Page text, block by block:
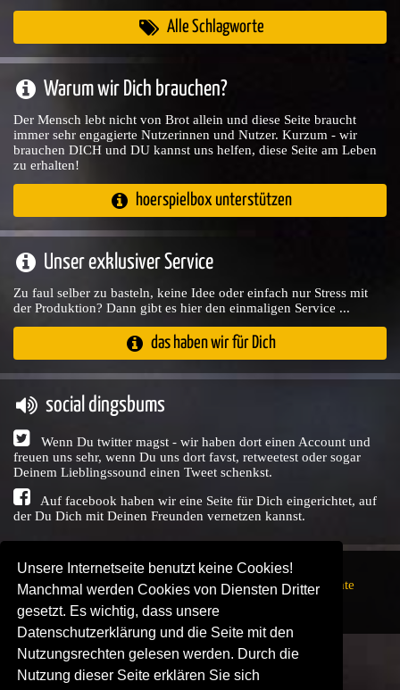
Unsere Internetseite benutzt keine Cookies!
Manchmal werden Cookies von Diensten Dritter
gesetzt. Es wichtig, dass unsere
Datenschutzerklärung und die Seite mit den
Nutzungsrechten gelesen werden. Durch die
Nutzung dieser Seite erklären Sie sich
Alle Schlagworte
Warum wir Dich brauchen?
Der Mensch lebt nicht von Brot allein und diese Seite braucht
immer sehr engagierte Nutzerinnen und Nutzer. Kurzum - wir
brauchen DICH und DU kannst uns helfen, diese Seite am Leben
zu erhalten!
hoerspielbox unterstützen
Unser exklusiver Service
Zu faul selber zu basteln, keine Idee oder einfach nur Stress mit
der Produktion? Dann gibt es hier den einmaligen Service ...
das haben wir für Dich
social dingsbums
Wenn Du twitter magst - wir haben dort einen Account und
freuen uns sehr, wenn Du uns dort favst, retweetest oder sogar
Deinem Lieblingssound einen Tweet schenkst.
Auf facebook haben wir eine Seite für Dich eingerichtet, auf
der Du Dich mit Deinen Freunden vernetzen kannst.
Copyright © Audio Union GbR, 1999 - 2026,Nutzungsrechte
SENDEPLATZ ↗